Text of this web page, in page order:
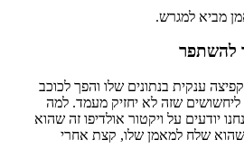
מביא למגרש.
ענקית בנתונים שלו והפך לכוכב
שזה לא יחזיק מעמד. למה
יודעים על ויקטור אולדיפו זה שהוא
שלח למאמן שלו, קצת אחרי